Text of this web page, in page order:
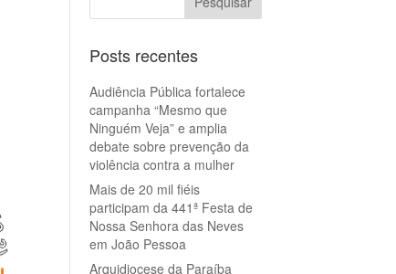
Posts recentes
Audiência Pública fortalece
campanha “Mesmo que
Ninguém Veja” e amplia
debate sobre prevenção da
violência contra a mulher
Mais de 20 mil fiéis
participam da 441ª Festa de
Nossa Senhora das Neves
em João Pessoa
Arquidiocese da Paraíba